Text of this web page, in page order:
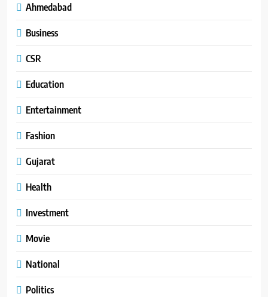
Ahmedabad
Business
CSR
Education
Entertainment
Fashion
Gujarat
Health
Investment
Movie
National
Politics